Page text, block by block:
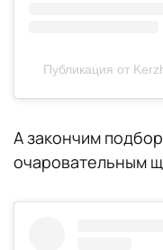
Публикация от
А закончим
очаровательным